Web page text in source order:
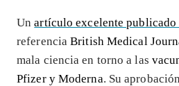
Unartículo excelente publicado
referenciaBritish Medical
mala ciencia en torno a las
Pfizer y Moderna. Su